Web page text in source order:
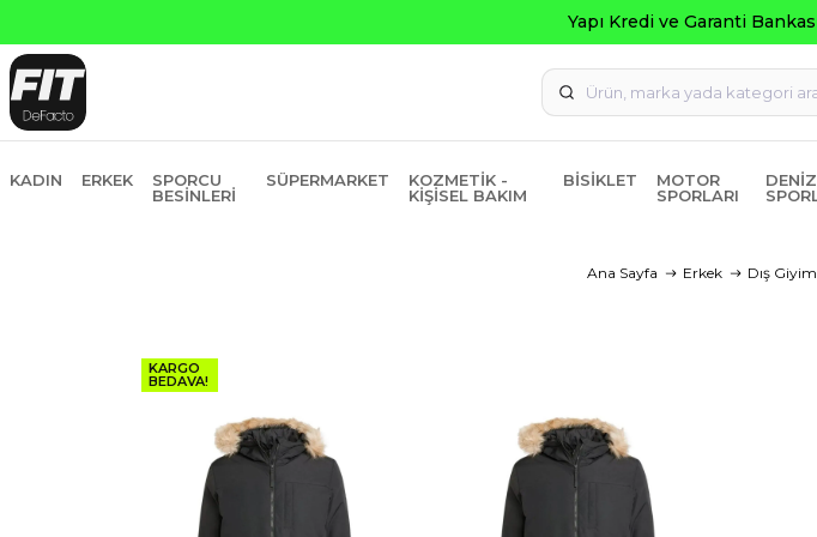
Seçili
KADIN ERKEK
SPORCU
BESINLERI
SÜPERMARKET
KOZMETIK -
KIŞISEL BAKIM
BISIKLET
MOTOR
SPORLARI
Ana Sayfa Erkek Dış Giyim
KARGO
BEDAVA!